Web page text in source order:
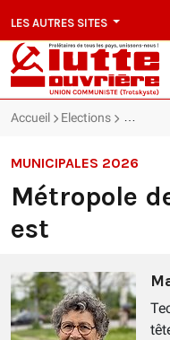
LES AUTRES SITES
Accueil Elections
MUNICIPALES 2026
Métropole
est